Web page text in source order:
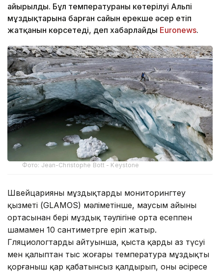
айырылды. Бұл температураның көтерілуі Альпі
мұздықтарына барған сайын ерекше әсер етіп
жатқанын көрсетеді, деп хабарлайды Еuronews.
Фото: Jean-Christophe Bott - Keystone
Швейцарияның мұздықтарды мониторингтеу
қызметі (GLAMOS) мәліметінше, маусым айының
ортасынан бері мұздық тәулігіне орта есеппен
шамамен 10 сантиметрге еріп жатыр.
Гляциологтардың айтуынша, қыста қардың аз түсуі
мен қалыптан тыс жоғары температура мұздықты
қорғаныш қар қабатынсыз қалдырып, оны әсіресе